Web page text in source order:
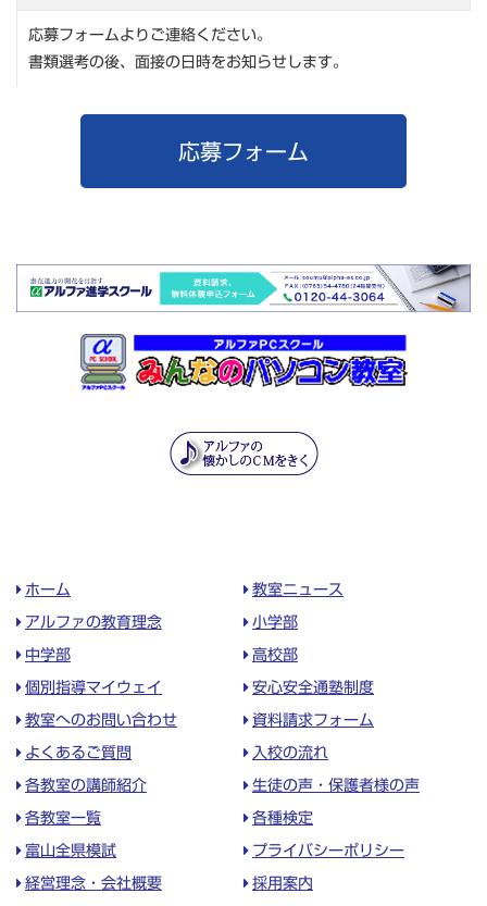
応募フォームよりご連絡ください。
書類選考の後、面接の日時をお知らせします。
応募フォーム
ホーム 教室ニュース
アルファの教育理念 小学部
中学部 高校部
個別指導マイウェイ 安心安全通塾制度
教室へのお問い合わせ 資料請求フォーム
よくあるご質問 入校の流れ
各教室の講師紹介 生徒の声・保護者様の声
各教室一覧 各種検定
富山全県模試 プライバシーポリシー
経営理念・会社概要 採用案内